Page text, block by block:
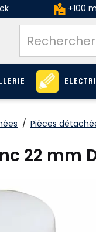
+100
/ Pièces
22 mm